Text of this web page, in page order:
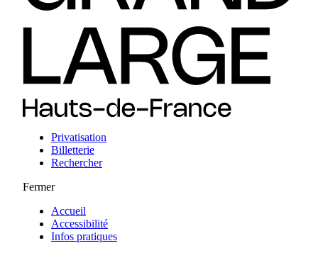
Privatisation
Billetterie
Rechercher
Fermer
Accueil
Accessibilité
Infos pratiques